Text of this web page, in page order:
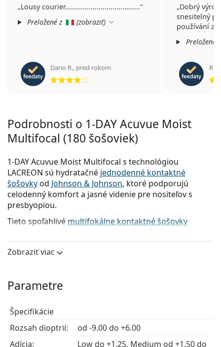
Lousy courier......................................
Preložené z
(zobraziť)
Dario R., pred rokom
Dobrý
snesitelný
používání
Preložené
Podrobnosti o 1-DAY Acuvue Moist
Multifocal (180 šošoviek)
1-DAY Acuvue Moist Multifocal s technológiou
LACREON sú hydratačné jednodenné kontaktné
šošovkyod Johnson & Johnson, ktoré podporujú
celodenný komfort a jasné videnie pre nositeľov s
presbyopiou.
Tieto spoľahlivé multifokálne kontaktné šošovky
kombinujú viacero predpisov v jednej šošovke pre
jasné videnie na blízko, do diaľky a medzi tým. Zažite
pohodlie jednodenných kontaktných šošoviek s
Hlavné výhody
Aké sú najvýraznejšie výhody týchto
šošoviekz dôveryhodnej sérieAcuvue?
Zobraziť viac
Parametre
Špecifikácie
Rozsah dioptrií:
od -9.00 do +6.00
Adícia:
Low do +1.25, Medium od +1.50 do